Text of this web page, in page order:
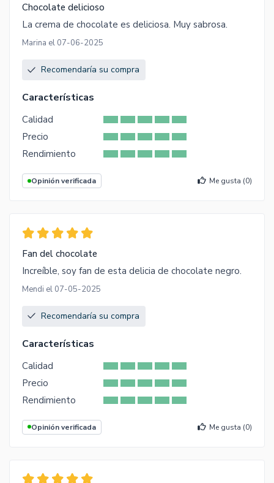
Chocolate delicioso
La crema de chocolate es deliciosa. Muy sabrosa.
Marina el 07-06-2025
Recomendaría su compra
Características
Calidad
Precio
Rendimiento
Opinión verificada Me gusta (0)
Fan del chocolate
Increíble, soy fan de esta delicia de chocolate negro.
Mendi el 07-05-2025
Recomendaría su compra
Características
Calidad
Precio
Rendimiento
Opinión verificada Me gusta (0)